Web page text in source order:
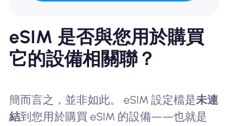
eSIM 是否與您用於購買
它的設備相關聯？
簡而言之，並非如此。 eSIM 設定檔是未連
結到您用於購買 eSIM 的設備——也就是